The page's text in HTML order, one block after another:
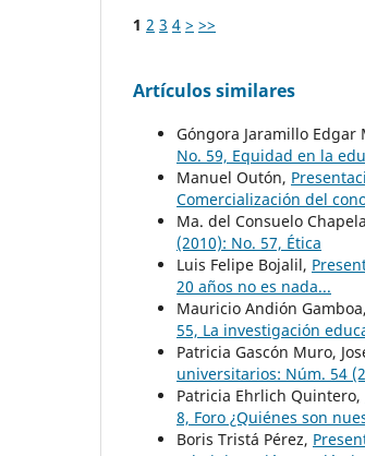
1 2 3 4 > >>
Artículos similares
Góngora Jaramillo Edgar
No. 59, Equidad en la
Manuel Outón,
Comercialización del
Ma. del Consuelo
(2010): No. 57, Ética
Luis Felipe Bojalil,
20 años no es nada...
Mauricio Andión Gamboa,
55, La investigación
Patricia Gascón Muro,
universitarios: Núm. 54
Patricia Ehrlich Quintero,
8, Foro ¿Quiénes son
Boris Tristá Pérez,